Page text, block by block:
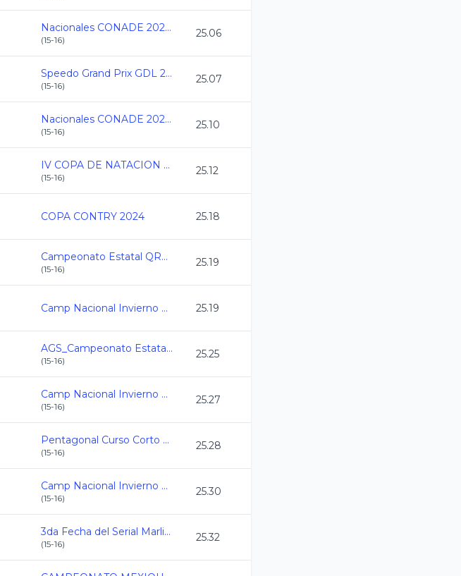
Nacionales CONADE 2024 - Natacion
(15-16)
25.06
Speedo Grand Prix GDL 2024
(15-16)
25.07
Nacionales CONADE 2024 - Natacion
(15-16)
25.10
IV COPA DE NATACION C.C. ACUATICA CHETUMAL
(15-16)
25.12
COPA CONTRY 2024 25.18
Campeonato Estatal QRO CC 2024
(15-16)
25.19
Camp Nacional Invierno Morelia CC2024 25.19
AGS_Campeonato Estatal de Natacion CC2024
(15-16)
25.25
Camp Nacional Invierno Morelia CC2024
(15-16)
25.27
Pentagonal Curso Corto 2024
(15-16)
25.28
Camp Nacional Invierno Morelia CC2024
(15-16)
25.30
3da Fecha del Serial Marlins 2023-2024. 5ta E
(15-16)
25.32